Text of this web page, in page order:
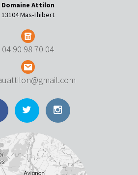
Domaine Attilon
13104 Mas-Thibert
04 90 98 70 04